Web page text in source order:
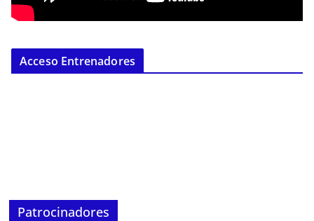
Acceso Entrenadores
Patrocinadores